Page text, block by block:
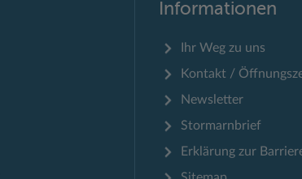
Informationen
Ihr Weg zu uns
Kontakt /
Newsletter
Stormarnbrief
Erklärung zur